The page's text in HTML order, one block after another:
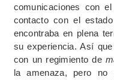
comunicaciones con
contacto con el
encontraba en plena
su experiencia. Así
con un regimiento de
la amenaza, pero